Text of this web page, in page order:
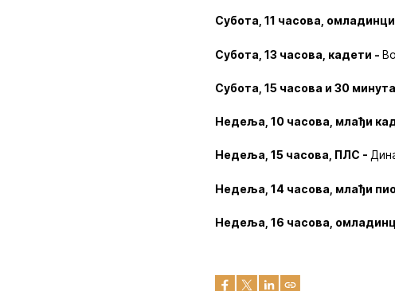
Субота, 11 часова,
Субота, 13 часова, кадети -
Субота, 15 часова и 30
Недеља, 10 часова, млађи
Недеља, 15 часова, ПЛС -
Недеља, 14 часова, млађи
Недеља, 16 часова,